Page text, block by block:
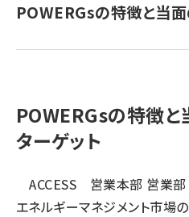
蓄電池 (382)
ペロブスカイト (327)
新井宏征 (278)
大串 (211)
POWERGsの特徴と当
POWERGsの特徴と
ターゲット
ACCESS 営業本部 営業部
エネルギーマネジメント市場